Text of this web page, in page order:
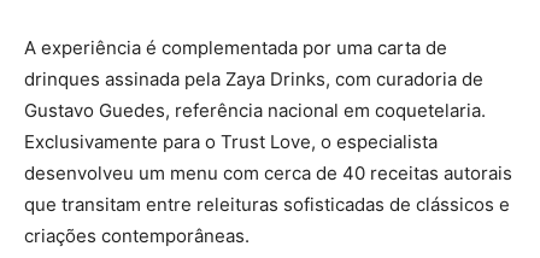
A experiência é complementada por uma carta de
drinques assinada pela Zaya Drinks, com curadoria de
Gustavo Guedes, referência nacional em coquetelaria.
Exclusivamente para o Trust Love, o especialista
desenvolveu um menu com cerca de 40 receitas autorais
que transitam entre releituras sofisticadas de clássicos e
criações contemporâneas.